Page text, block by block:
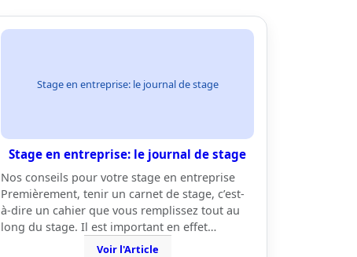
Stage en entreprise: le journal de stage
Stage en entreprise: le journal de stage
Nos conseils pour votre stage en entreprise
Premièrement, tenir un carnet de stage, c’est-
à-dire un cahier que vous remplissez tout au
long du stage. Il est important en effet…
Voir l'Article